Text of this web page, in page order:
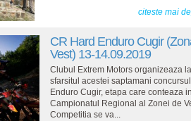
citeste mai
CR Hard Enduro Cugir
Vest) 13-14.09.2019
Clubul Extrem Motors organizeaza la
sfarsitul acestei saptamani
Enduro Cugir, etapa care conteaza
Campionatul Regional al Zonei de
Competitia se va...